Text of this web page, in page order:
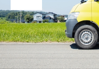
お知らせ
BLOG